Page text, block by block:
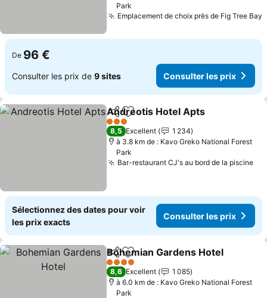
Park
Emplacement de choix près de Fig Tree Bay
De 96 €
Consulter les prix de 9 sites Consulter les prix
PartagerAjouter à mes favoris
Andreotis Hotel Apts
3 Étoiles
8,5 Excellent
1 234
à 3.8 km de : Kavo Greko National Forest
Park
Bar-restaurant CJ's au bord de la piscine
Sélectionnez des dates pour voir
les prix exacts
Consulter les prix
PartagerAjouter à mes favoris
Bohemian Gardens Hotel
4 Étoiles
8,6 Excellent
1 085
à 6.0 km de : Kavo Greko National Forest
Park